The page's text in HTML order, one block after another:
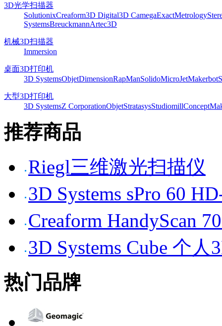
3D光学扫描器
SolutionixCreaform3D Digital3D CamegaExactMetrology
SystemsBreuckmannArtec3D
机械3D扫描器
Immersion
桌面3D打印机
3D SystemsObjetDimensionRapManSolidoMicroJetMakerbot
大型3D打印机
3D SystemsZ CorporationObjetStratasysStudiomillConcept
推荐商品
Riegl三维激光扫描仪
3D Systems sPro 60
Creaform HandyScan
3D Systems Cube 个人
热门品牌